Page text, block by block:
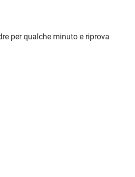
per qualche minuto e riprova